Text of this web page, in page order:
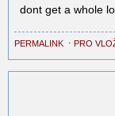
dont get a whole
PERMALINK ⋅ PRO